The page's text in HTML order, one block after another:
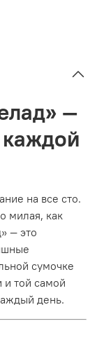
—
на все сто.
милая, как
— это
сумочке
и той самой
день.